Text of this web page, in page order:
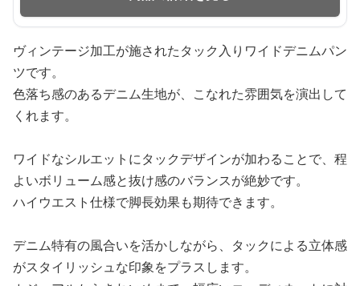
ヴィンテージ加工が施されたタック入りワイドデニムパン
ツです。
色落ち感のあるデニム生地が、こなれた雰囲気を演出して
くれます。
ワイドなシルエットにタックデザインが加わることで、程
よいボリューム感と抜け感のバランスが絶妙です。
ハイウエスト仕様で脚長効果も期待できます。
デニム特有の風合いを活かしながら、タックによる立体感
がスタイリッシュな印象をプラスします。